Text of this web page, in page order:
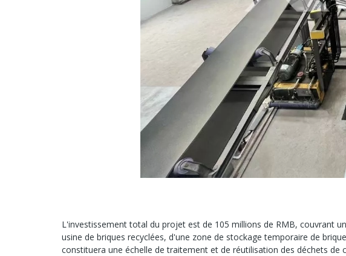
L'investissement total du projet est de 105 millions de RMB, couvrant
usine de briques recyclées, d'une zone de stockage temporaire de
constituera une échelle de traitement et de réutilisation des déchets